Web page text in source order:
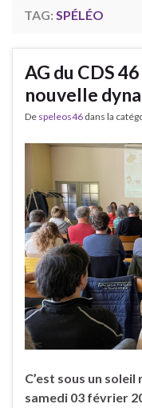
TAG: SPÉLÉO
AG du CDS
nouvelle
De speleos46 dans la
C’est sous un
samedi 03 février